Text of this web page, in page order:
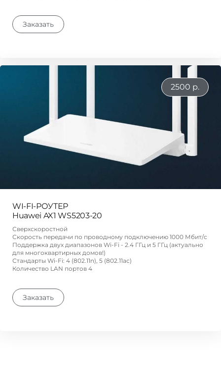
Заказать
2500 р.
WI-FI-РОУТЕР
Huawei AX1 WS5203-20
Сверхскоростной
Скорость передачи по проводному подключению 1000 Мбит/с
Поддержка двух диапазонов Wi-Fi - 2.4 ГГц и 5 ГГц (актуально
для многоквартирных домов!)
Стандарты Wi-Fi: 4 (802.11n), 5 (802.11ac)
Количество LAN портов 4
Заказать